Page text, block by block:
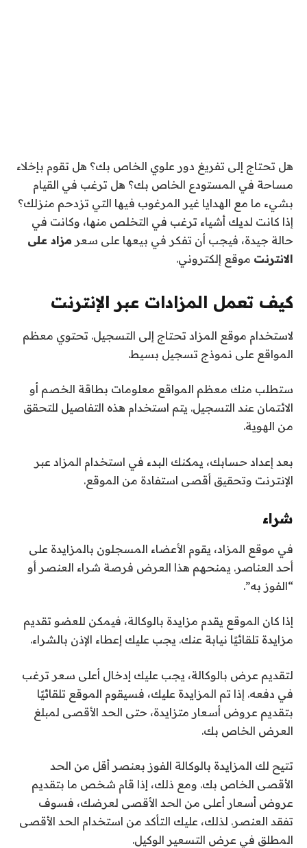
هل تحتاج إلى تفريغ دور علوي الخاص بك؟ هل تقوم بإخلاء
مساحة في المستودع الخاص بك؟ هل ترغب في القيام
بشيء ما مع الهدايا غير المرغوب فيها التي تزدحم منزلك؟
إذا كانت لديك أشياء ترغب في التخلص منها، وكانت في
حالة جيدة، فيجب أن تفكر في بيعها على سعر مزاد على
الانترنت موقع إلكتروني.
كيف تعمل المزادات عبر الإنترنت
لاستخدام موقع المزاد تحتاج إلى التسجيل. تحتوي معظم
المواقع على نموذج تسجيل بسيط.
ستطلب منك معظم المواقع معلومات بطاقة الخصم أو
الائتمان عند التسجيل. يتم استخدام هذه التفاصيل للتحقق
من الهوية.
بعد إعداد حسابك، يمكنك البدء في استخدام المزاد عبر
الإنترنت وتحقيق أقصى استفادة من الموقع.
شراء
في موقع المزاد، يقوم الأعضاء المسجلون بالمزايدة على
أحد العناصر. يمنحهم هذا العرض فرصة شراء العنصر أو
“الفوز به”.
إذا كان الموقع يقدم مزايدة بالوكالة، فيمكن للعضو تقديم
مزايدة تلقائيًا نيابة عنك. يجب عليك إعطاء الإذن بالشراء.
لتقديم عرض بالوكالة، يجب عليك إدخال أعلى سعر ترغب
في دفعه. إذا تم المزايدة عليك، فسيقوم الموقع تلقائيًا
بتقديم عروض أسعار متزايدة، حتى الحد الأقصى لمبلغ
العرض الخاص بك.
تتيح لك المزايدة بالوكالة الفوز بعنصر أقل من الحد
الأقصى الخاص بك. ومع ذلك، إذا قام شخص ما بتقديم
عروض أسعار أعلى من الحد الأقصى لعرضك، فسوف
تفقد العنصر. لذلك، عليك التأكد من استخدام الحد الأقصى
المطلق في عرض التسعير الوكيل.